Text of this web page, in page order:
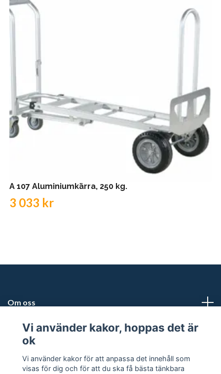
A 107 Aluminiumkärra, 250 kg.
3 033 kr
Om oss
Kundtjänst
Snabblänkar
Vi använder kakor, hoppas det är
ok
Vi använder kakor för att anpassa det innehåll som
visas för dig och för att du ska få bästa tänkbara